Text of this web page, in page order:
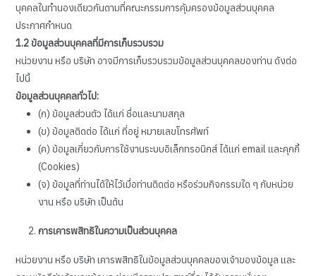
บุคคลในทำนองเดียวกันตามที่คณะกรรมการคุ้มครองข้อมูลส่วนบุคคล
ประกาศกำหนด
1.2ข้อมูลส่วนบุคคลที่มีการเก็บรวบรวม
หน่วยงาน หรือ บริษัท อาจมีการเก็บรวบรวมข้อมูลส่วนบุคคลของท่าน ดังต่อ
ไปนี้
ข้อมูลส่วนบุคคลทั่วไป:
(ก) ข้อมูลส่วนตัว ได้แก่ ชื่อและนามสกุล
(ข) ข้อมูลติดต่อ ได้แก่ ที่อยู่ หมายเลขโทรศัพท์
(ค) ข้อมูลเกี่ยวกับการใช้งานระบบอิเล็กทรอนิกส์ ได้แก่ email และคุกกี้
(Cookies)
(จ) ข้อมูลที่ท่านได้ให้ไว้เมื่อท่านติดต่อ หรือร่วมกิจกรรมใด ๆ กับหน่วย
งาน หรือ บริษัท เป็นต้น
การเคารพสิทธิในความเป็นส่วนบุคคล
หน่วยงาน หรือ บริษัท เคารพสิทธิในข้อมูลส่วนบุคคลของเจ้าของข้อมูล และ